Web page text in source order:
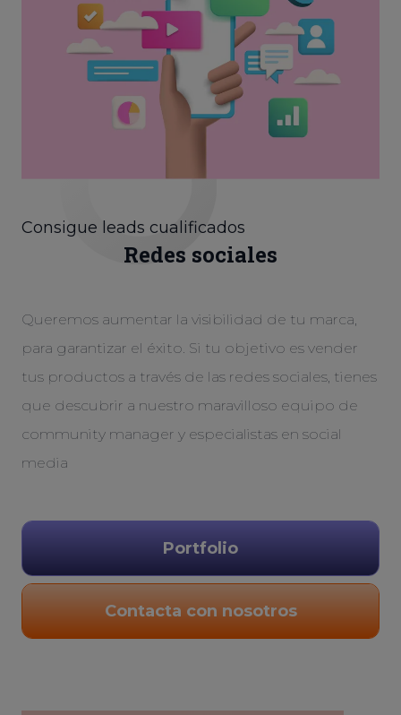
Consigue leads cualificados
Redes sociales
Queremos aumentar la visibilidad de tu marca,
para garantizar el éxito. Si tu objetivo es vender
tus productos a través de las redes sociales, tienes
que descubrir a nuestro maravilloso equipo de
community manager y especialistas en social
media
Portfolio
Contacta con nosotros